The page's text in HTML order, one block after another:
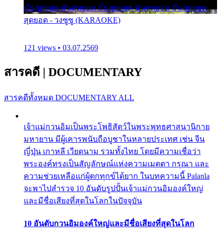
มันสุดยอด มันสุดยอด มันสุดยอด มันสุดยอด มันสุดยอด
สุดยอด - วงซูซู (KARAOKE)
121 views • 03.07.2569
สารคดี | DOCUMENTARY
สารคดีทั้งหมด DOCUMENTARY ALL
เจ้าแม่กวนอิมเป็นพระโพธิสัตว์ในพระพุทธศาสนานิกาย
มหายาน มีผู้เคารพนับถือบูชาในหลายประเทศ เช่น จีน
ญี่ปุ่น เกาหลี เวียดนาม รวมทั้งไทย โดยมีความเชื่อว่า
พระองค์ทรงเป็นสัญลักษณ์แห่งความเมตตา กรุณา และ
ความช่วยเหลือแก่ผู้ตกทุกข์ได้ยาก ในบทความนี้ Palanla
จะพาไปสำรวจ 10 อันดับรูปปั้นเจ้าแม่กวนอิมองค์ใหญ่
และมีชื่อเสียงที่สุดในโลกในปัจจุบัน
10 อันดับกวนอิมองค์ใหญ่และมีชื่อเสียงที่สุดในโลก